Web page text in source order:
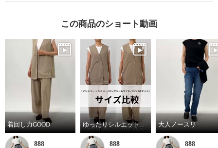
この商品のショート動画
着回し力GOOD
888
ゆったりシルエット
888
大人ノースリ
888